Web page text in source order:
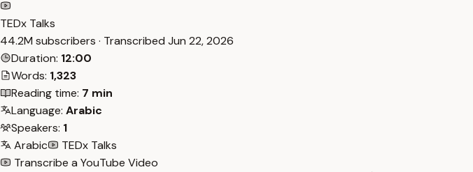
TEDx Talks
44.2M subscribers · Transcribed Jun 22, 2026
Duration: 12:00
Words: 1,323
Reading time: 7 min
Language: Arabic
Speakers: 1
Arabic
TEDx Talks
Transcribe a YouTube Video